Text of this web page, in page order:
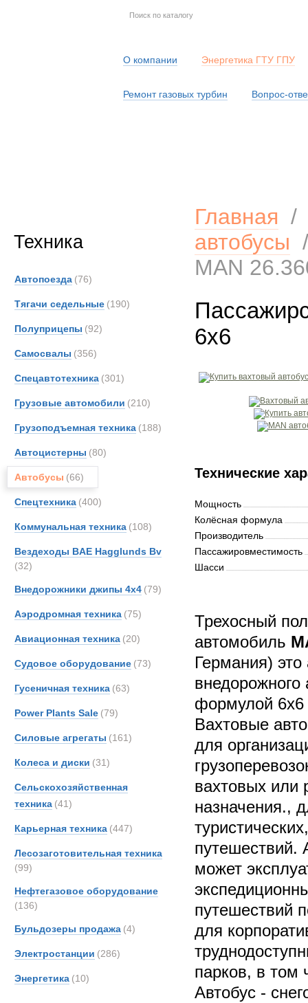
О компании Энергетика ГТУ ГПУ
Ремонт газовых турбин Вопрос-
Техника
Автопоезда (76)
Тягачи седельные (190)
Полуприцепы (92)
Самосвалы (356)
Спецавтотехника (301)
Грузовые автомобили (210)
Грузоподъемная техника (188)
Автоцистерны (80)
Автобусы (66)
Спецтехника (400)
Коммунальная техника (108)
Вездеходы BAE Hagglunds Bv
(32)
Внедорожники джипы 4х4 (79)
Аэродромная техника (75)
Авиационная техника (20)
Судовое оборудование (73)
Гусеничная техника (63)
Power Plants Sale (79)
Силовые агрегаты (161)
Колеса и диски (31)
Сельскохозяйственная
техника (41)
Карьерная техника (447)
Лесозаготовительная техника
(99)
Нефтегазовое оборудование
(136)
Бульдозеры продажа (4)
Электростанции (286)
Энергетика (10)
Главная
автобусы
MAN
6x6
Технические
Мощность
Колёсная формула
Производитель
Пассажировместимость
Шасси
Трехосный
автомобиль
Германия)
внедорожного
формулой 6х6
Вахтовые
для
вахтовых или
назначения.,
путешествий.
может
путешествий
для
парков, в том
Автобус -